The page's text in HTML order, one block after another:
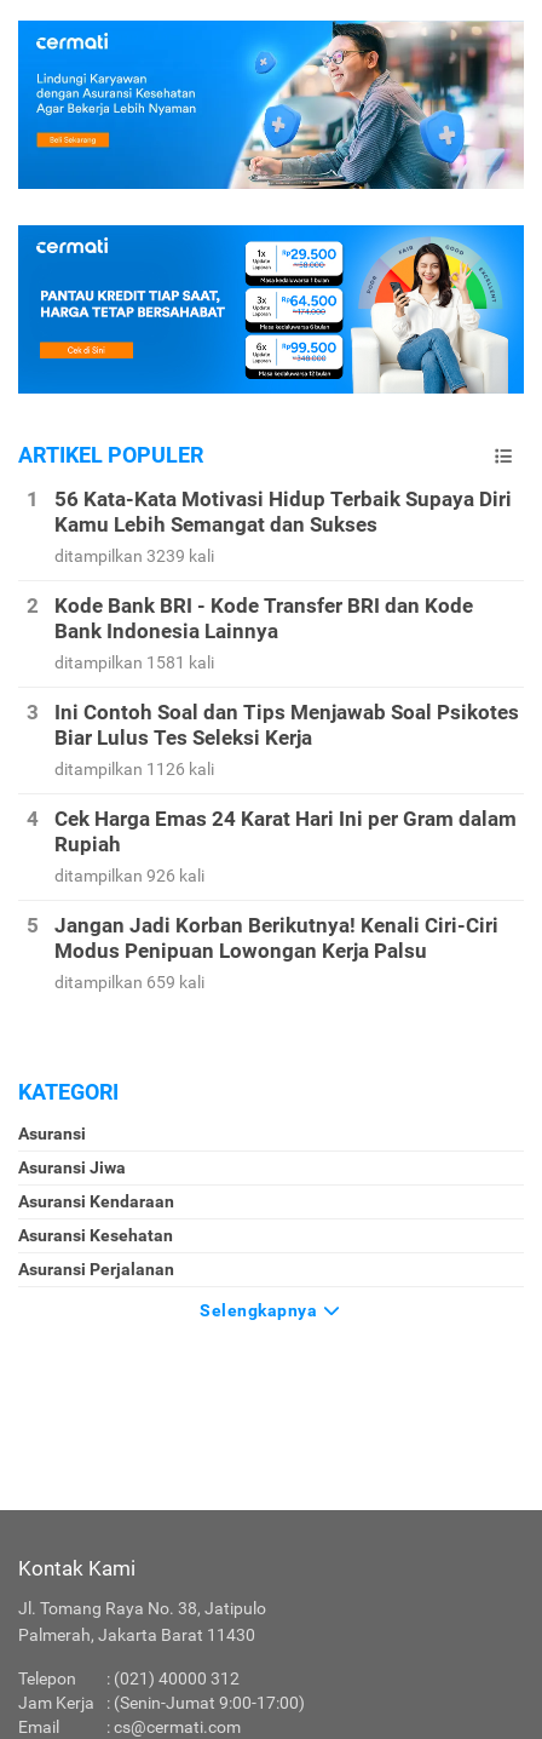
ARTIKEL POPULER
56 Kata-Kata Motivasi Hidup Terbaik Supaya Diri
Kamu Lebih Semangat dan Sukses
ditampilkan 3239 kali
Kode Bank BRI - Kode Transfer BRI dan Kode
Bank Indonesia Lainnya
ditampilkan 1581 kali
Ini Contoh Soal dan Tips Menjawab Soal Psikotes
Biar Lulus Tes Seleksi Kerja
ditampilkan 1126 kali
Cek Harga Emas 24 Karat Hari Ini per Gram dalam
Rupiah
ditampilkan 926 kali
Jangan Jadi Korban Berikutnya! Kenali Ciri-Ciri
Modus Penipuan Lowongan Kerja Palsu
ditampilkan 659 kali
KATEGORI
Asuransi
Asuransi Jiwa
Asuransi Kendaraan
Asuransi Kesehatan
Asuransi Perjalanan
Selengkapnya
Kontak Kami
Jl. Tomang Raya No. 38, Jatipulo
Palmerah, Jakarta Barat 11430
Telepon : (021) 40000 312
Jam Kerja
: (Senin-Jumat 9:00-17:00)
Email
:cs@cermati.com